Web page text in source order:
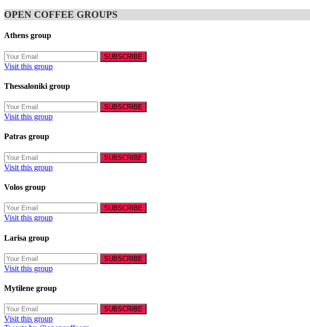
OPEN COFFEE GROUPS
Athens group
Visit this group
Thessaloniki group
Visit this group
Patras group
Visit this group
Volos group
Visit this group
Larisa group
Visit this group
Mytilene group
Visit this group